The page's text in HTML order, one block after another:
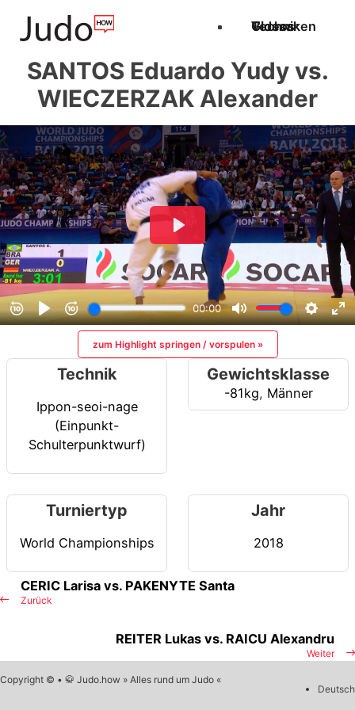
Techniken
Videos
Glossar
SANTOS Eduardo Yudy vs.
WIECZERZAK Alexander
zum Highlight springen / vorspulen »
Technik
Ippon-seoi-nage
(Einpunkt-
Schulterpunktwurf)
Gewichtsklasse
-81kg, Männer
Turniertyp
World Championships
Jahr
2018
Zurück
CERIC Larisa vs. PAKENYTE Santa
Weiter
REITER Lukas vs. RAICU Alexandru
Copyright © • 🥋 Judo.how » Alles rund um Judo «
Deutsch